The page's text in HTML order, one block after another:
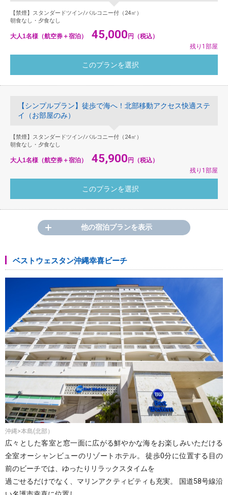
【禁煙】スタンダードツイン/バルコニー付（24㎡）
朝食なし・夕食なし
大人1名様（航空券＋宿泊） 45,000 円（税込）
残り1部屋
【シンプルプラン】徒歩で海へ！北部移動アクセス快適ステ
イ（お部屋のみ）
【禁煙】スタンダードツイン/バルコニー付（24㎡）
朝食なし・夕食なし
大人1名様（航空券＋宿泊） 45,900 円（税込）
残り1部屋
他の宿泊プランを表示
ベストウェスタン沖縄幸喜ビーチ
沖縄>本島(北部）
広々とした客室と窓一面に広がる鮮やかな海をお楽しみいただける
全室オーシャンビューのリゾートホテル。 徒歩0分に位置する目の
前のビーチでは、ゆったりリラックスタイムを
過ごせるだけでなく、マリンアクティビティも充実。 国道58号線沿